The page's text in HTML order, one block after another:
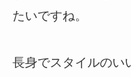
たいですね。
長身でスタイルのい